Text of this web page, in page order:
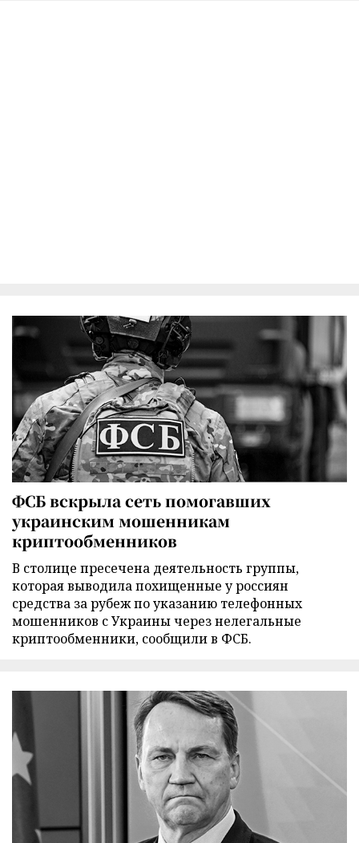
ФСБ вскрыла сеть помогавших
украинским мошенникам
криптообменников
В столице пресечена деятельность группы,
которая выводила похищенные у россиян
средства за рубеж по указанию телефонных
мошенников с Украины через нелегальные
криптообменники, сообщили в ФСБ.